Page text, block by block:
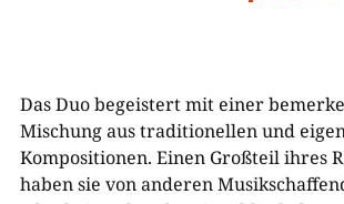
Das Duo begeistert mit einer
Mischung aus traditionellen und
Kompositionen. Einen Großteil ihres
haben sie von anderen